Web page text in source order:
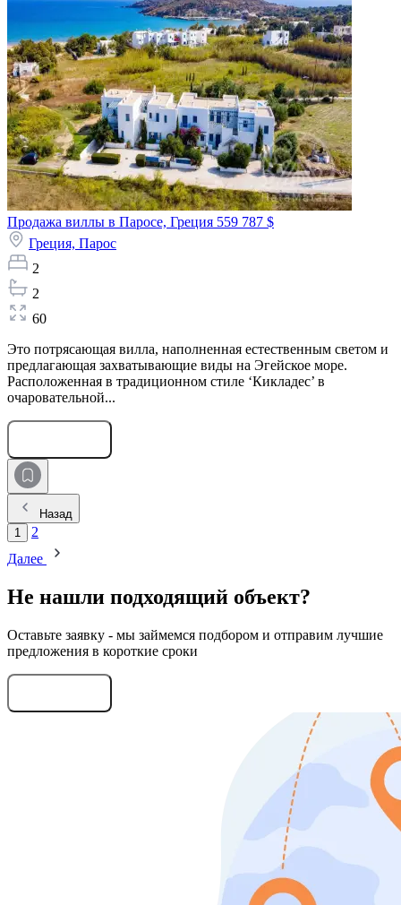
Продажа виллы в Паросе, Греция 559 787 $
Греция, Парос
2
2
60
Это потрясающая вилла, наполненная естественным светом и
предлагающая захватывающие виды на Эгейское море.
Расположенная в традиционном стиле ‘Кикладес’ в
очаровательной...
Назад
1
2
Далее
Не нашли подходящий объект?
Оставьте заявку - мы займемся подбором и отправим лучшие
предложения в короткие сроки